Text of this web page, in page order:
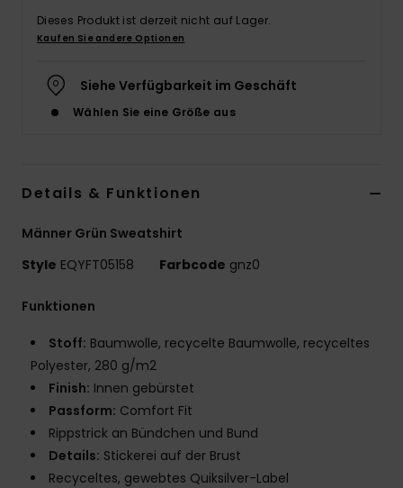
Dieses Produkt ist derzeit nicht auf Lager.
Kaufen Sie andere Optionen
Siehe Verfügbarkeit im Geschäft
Wählen Sie eine Größe aus
Details & Funktionen
Männer Grün Sweatshirt
Style EQYFT05158 Farbcode gnz0
Funktionen
Stoff: Baumwolle, recycelte Baumwolle, recyceltes
Polyester, 280 g/m2
Finish: Innen gebürstet
Passform: Comfort Fit
Rippstrick an Bündchen und Bund
Details: Stickerei auf der Brust
Recyceltes, gewebtes Quiksilver-Label